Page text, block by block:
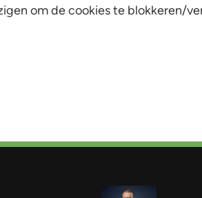
om de cookies te blokkeren/